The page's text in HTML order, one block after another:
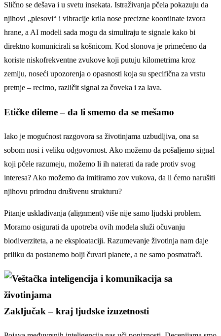
Slično se dešava i u svetu insekata. Istraživanja pčela pokazuju da
njihovi „plesovi“ i vibracije krila nose precizne koordinate izvora
hrane, a AI modeli sada mogu da simuliraju te signale kako bi
direktno komunicirali sa košnicom. Kod slonova je primećeno da
koriste niskofrekventne zvukove koji putuju kilometrima kroz
zemlju, noseći upozorenja o opasnosti koja su specifična za vrstu
pretnje – recimo, različit signal za čoveka i za lava.
Etičke dileme – da li smemo da se mešamo
Iako je mogućnost razgovora sa životinjama uzbudljiva, ona sa
sobom nosi i veliku odgovornost. Ako možemo da pošaljemo signal
koji pčele razumeju, možemo li ih naterati da rade protiv svog
interesa? Ako možemo da imitiramo zov vukova, da li ćemo narušiti
njihovu prirodnu društvenu strukturu?
Pitanje usklađivanja (alignment) više nije samo ljudski problem.
Moramo osigurati da upotreba ovih modela služi očuvanju
biodiverziteta, a ne eksploataciji. Razumevanje životinja nam daje
priliku da postanemo bolji čuvari planete, a ne samo posmatrači.
Zaključak – kraj ljudske izuzetnosti